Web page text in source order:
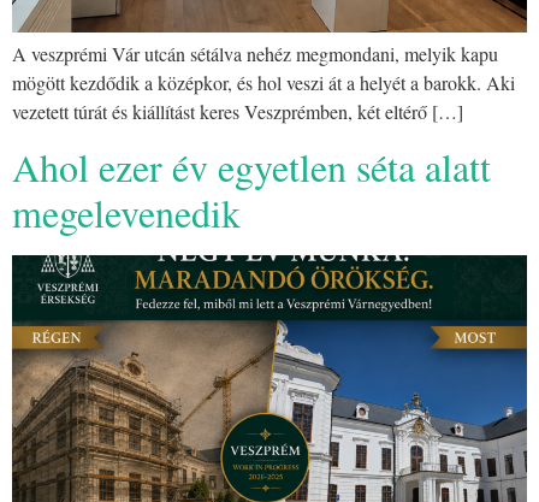
A veszprémi Vár utcán sétálva nehéz megmondani, melyik kapu
mögött kezdődik a középkor, és hol veszi át a helyét a barokk. Aki
vezetett túrát és kiállítást keres Veszprémben, két eltérő […]
Ahol ezer év egyetlen séta alatt
megelevenedik